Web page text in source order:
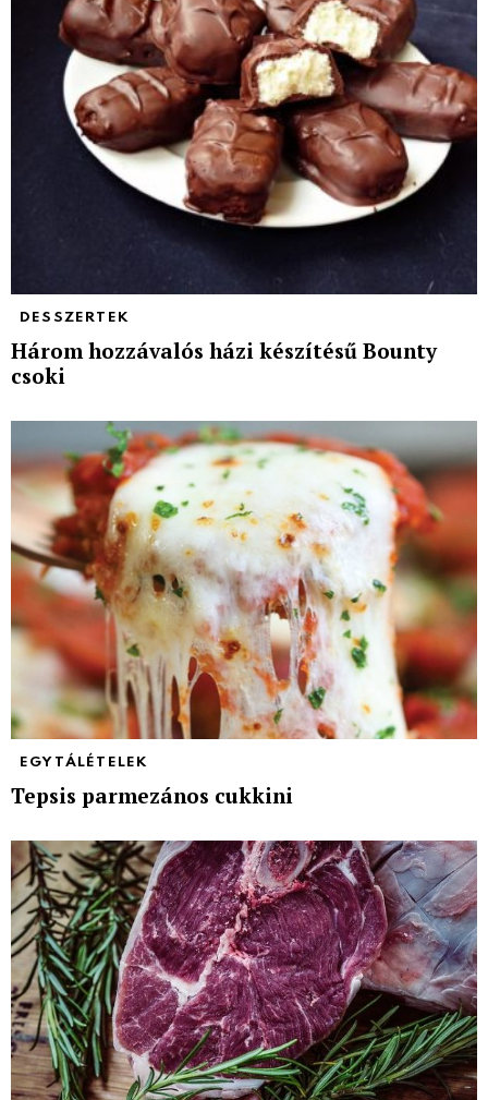
DESSZERTEK
Három hozzávalós házi készítésű Bounty
csoki
EGYTÁLÉTELEK
Tepsis parmezános cukkini